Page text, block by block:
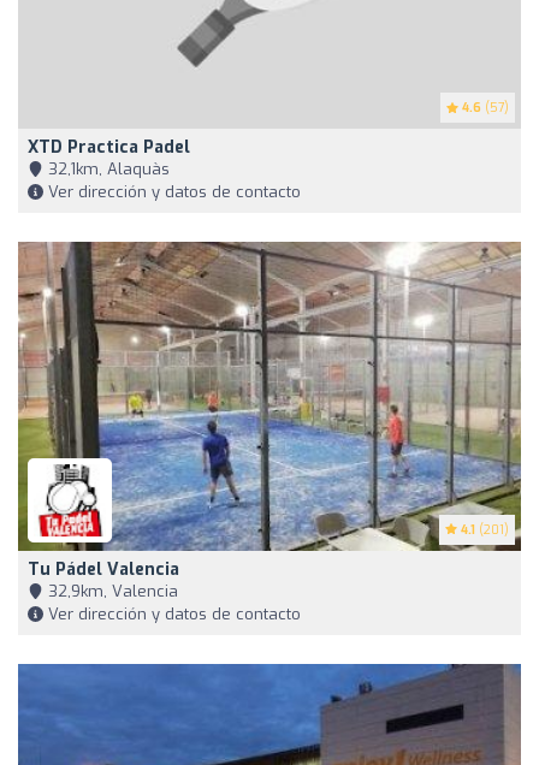
4.6 (57)
XTD Practica Padel
32,1km, Alaquàs
Ver dirección y datos de contacto
4.1 (201)
Tu Pádel Valencia
32,9km, Valencia
Ver dirección y datos de contacto